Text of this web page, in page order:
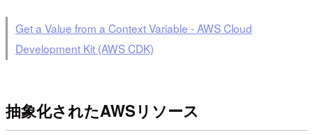
Get a Value from a Context Variable - AWS Cloud
Development Kit (AWS CDK)
抽象化されたAWSリソース